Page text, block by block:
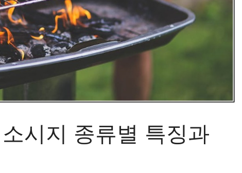
시지 종류별 특징과